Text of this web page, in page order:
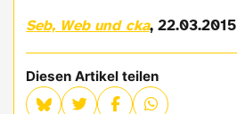
Seb, Web und cka, 22.03.2015
Diesen Artikel teilen